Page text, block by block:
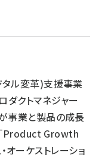
ル変革)支援事業
ダクトマネジャー
事業と製品の成長
「Product Growth
ーケストレーショ